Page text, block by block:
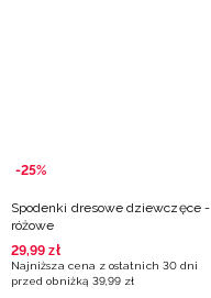
-25%
Spodenki dresowe dziewczęce -
różowe
29,99 zł
Najniższa cena z ostatnich 30 dni
przed obniżką 39,99 zł